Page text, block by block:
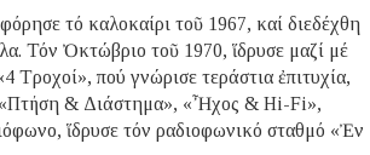
τό καλοκαίρι τοῦ 1967, καί διεδέχθη
Τόν Ὀκτώβριο τοῦ 1970, ἵδρυσε μαζί μέ
Τροχοί», πού γνώρισε τεράστια ἐπιτυχία,
«Πτήση & Διάστημα», «Ἦχος & Hi-Fi»,
ἵδρυσε τόν ραδιοφωνικό σταθμό «Ἐν